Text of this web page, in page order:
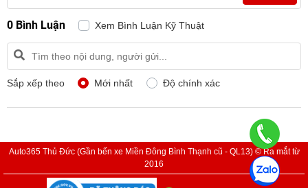
0 Bình Luận Xem Bình Luận Kỹ Thuật
Sắp xếp theo Mới nhất Độ chính xác
Auto365 Thủ Đức (Gần bến xe Miền Đông Bình Thạnh cũ - QL13) © Ra mắt từ
2016